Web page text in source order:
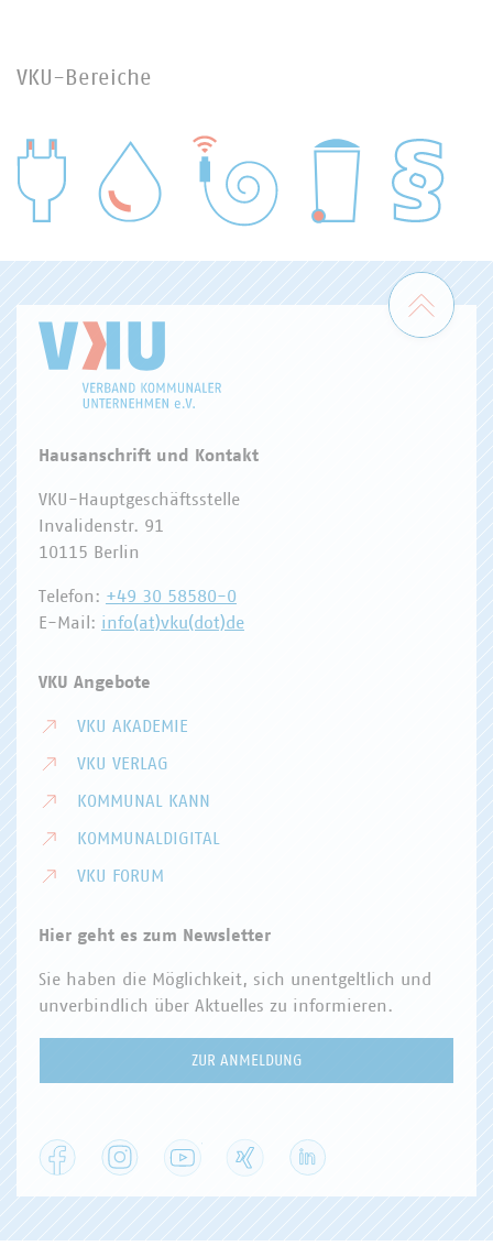
VKU-Bereiche
WASSER/ABWASSER
Zum
Hausanschrift und Kontakt
VKU-Hauptgeschäftsstelle
Invalidenstr. 91
10115 Berlin
Telefon: +49 30 58580-0
E-Mail: info(at)vku(dot)de
VKU Angebote
VKU AKADEMIE
VKU VERLAG
KOMMUNAL KANN
KOMMUNALDIGITAL
VKU FORUM
Hier geht es zum Newsletter
Sie haben die Möglichkeit, sich unentgeltlich und
unverbindlich über Aktuelles zu informieren.
ZUR ANMELDUNG
Facebook Instagram YouTube